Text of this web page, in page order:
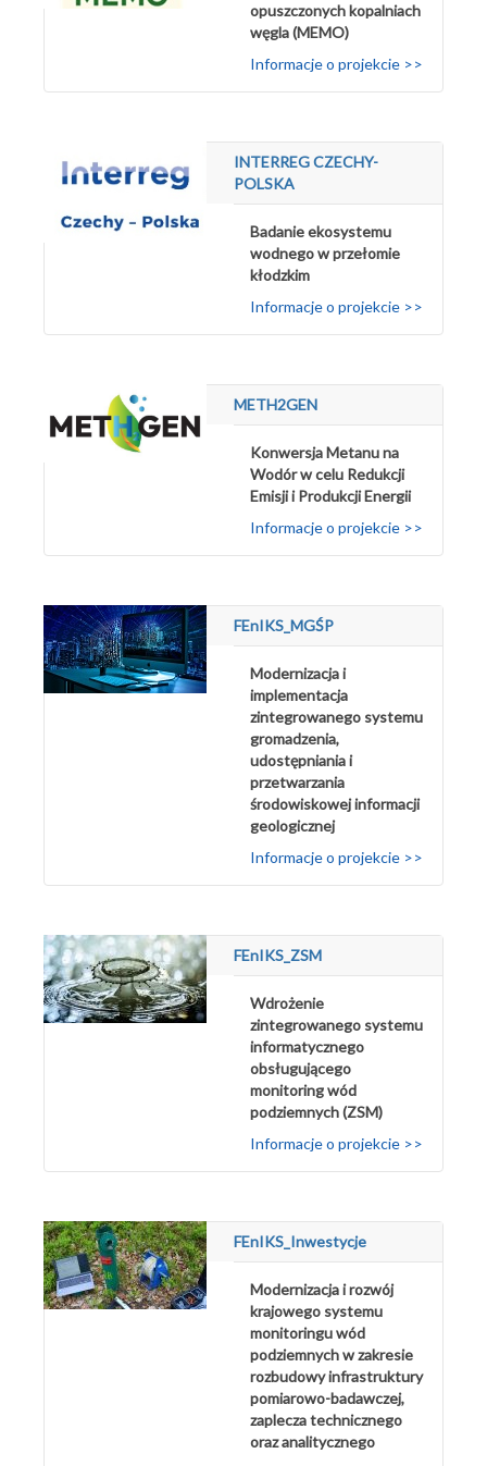
opuszczonych kopalniach
węgla (MEMO)
Informacje o projekcie >>
INTERREG CZECHY-
POLSKA
Badanie ekosystemu
wodnego w przełomie
kłodzkim
Informacje o projekcie >>
METH2GEN
Konwersja Metanu na
Wodór w celu Redukcji
Emisji i Produkcji Energii
Informacje o projekcie >>
FEnIKS_MGŚP
Modernizacja i
implementacja
zintegrowanego systemu
gromadzenia,
udostępniania i
przetwarzania
środowiskowej informacji
geologicznej
Informacje o projekcie >>
FEnIKS_ZSM
Wdrożenie
zintegrowanego systemu
informatycznego
obsługującego
monitoring wód
podziemnych (ZSM)
Informacje o projekcie >>
FEnIKS_Inwestycje
Modernizacja i rozwój
krajowego systemu
monitoringu wód
podziemnych w zakresie
rozbudowy infrastruktury
pomiarowo-badawczej,
zaplecza technicznego
oraz analitycznego